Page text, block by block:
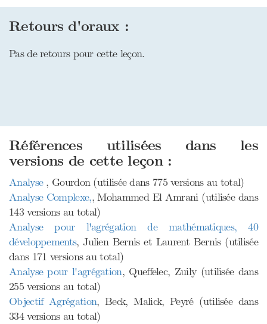
Retours d'oraux :
Pas de retours pour cette leçon.
Références utilisées dans les
versions de cette leçon :
Analyse , Gourdon (utilisée dans 775 versions au total)
Analyse Complexe,, Mohammed El Amrani (utilisée dans
143 versions au total)
Analyse pour l'agrégation de mathématiques, 40
développements, Julien Bernis et Laurent Bernis (utilisée
dans 171 versions au total)
Analyse pour l'agrégation, Queffelec, Zuily (utilisée dans
255 versions au total)
Objectif Agrégation, Beck, Malick, Peyré (utilisée dans
334 versions au total)